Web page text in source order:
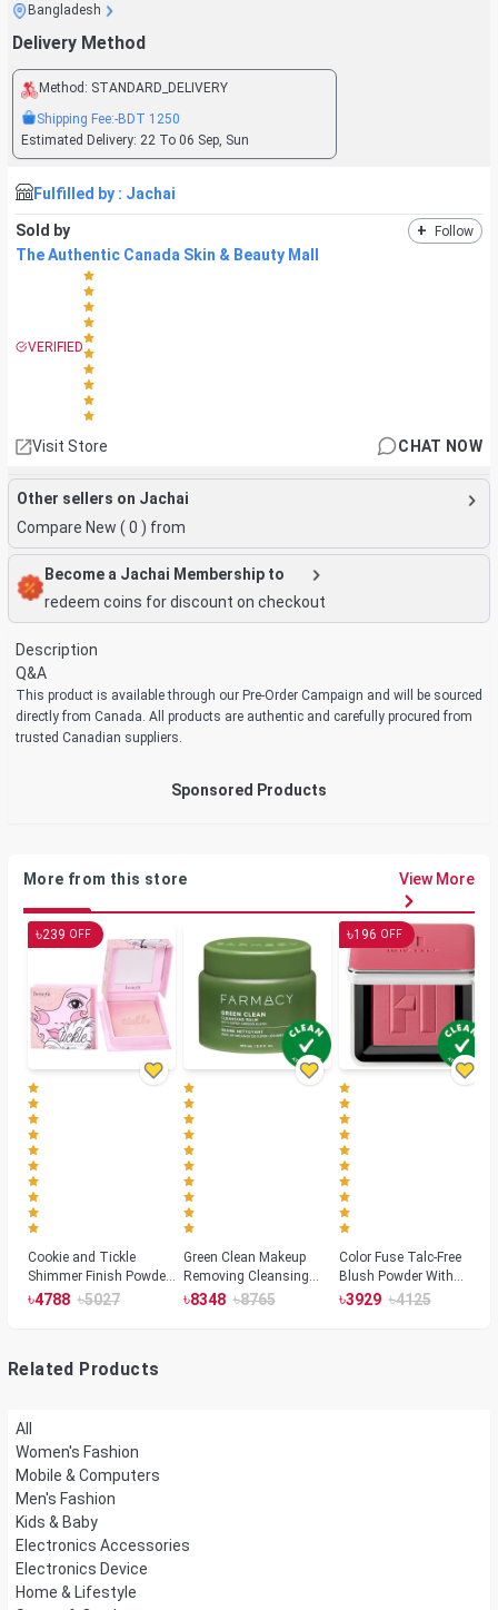
Bangladesh
Delivery Method
Method: STANDARD_DELIVERY
Shipping Fee:-BDT 1250
Estimated Delivery: 22 To 06 Sep, Sun
Fulfilled by : Jachai
Sold by + Follow
The Authentic Canada Skin & Beauty Mall
VERIFIED
Visit Store CHAT NOW
Other sellers on Jachai
Compare New ( 0 ) from
Become a Jachai Membership to
redeem coins for discount on checkout
Description
Q&A
This product is available through our Pre-Order Campaign and will be sourced
directly from Canada. All products are authentic and carefully procured from
trusted Canadian suppliers.
Sponsored Products
More from this store View More
৳239 OFF
Cookie and Tickle
Shimmer Finish Powder
Highlighters
৳4788 ৳5027
Green Clean Makeup
Removing Cleansing
Balm
৳8348 ৳8765
৳196 OFF
Color Fuse Talc-Free
Blush Powder With
Fermented Arnica
৳3929 ৳4125
Related Products
All
Women's Fashion
Mobile & Computers
Men's Fashion
Kids & Baby
Electronics Accessories
Electronics Device
Home & Lifestyle